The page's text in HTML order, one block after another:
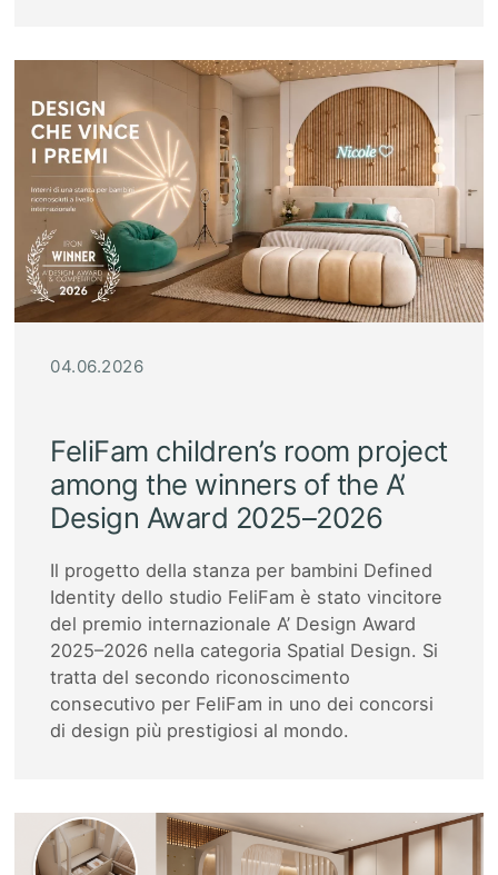
04.06.2026
FeliFam children’s room project
among the winners of the A’
Design Award 2025–2026
Il progetto della stanza per bambini Defined
Identity dello studio FeliFam è stato vincitore
del premio internazionale A’ Design Award
2025–2026 nella categoria Spatial Design. Si
tratta del secondo riconoscimento
consecutivo per FeliFam in uno dei concorsi
di design più prestigiosi al mondo.